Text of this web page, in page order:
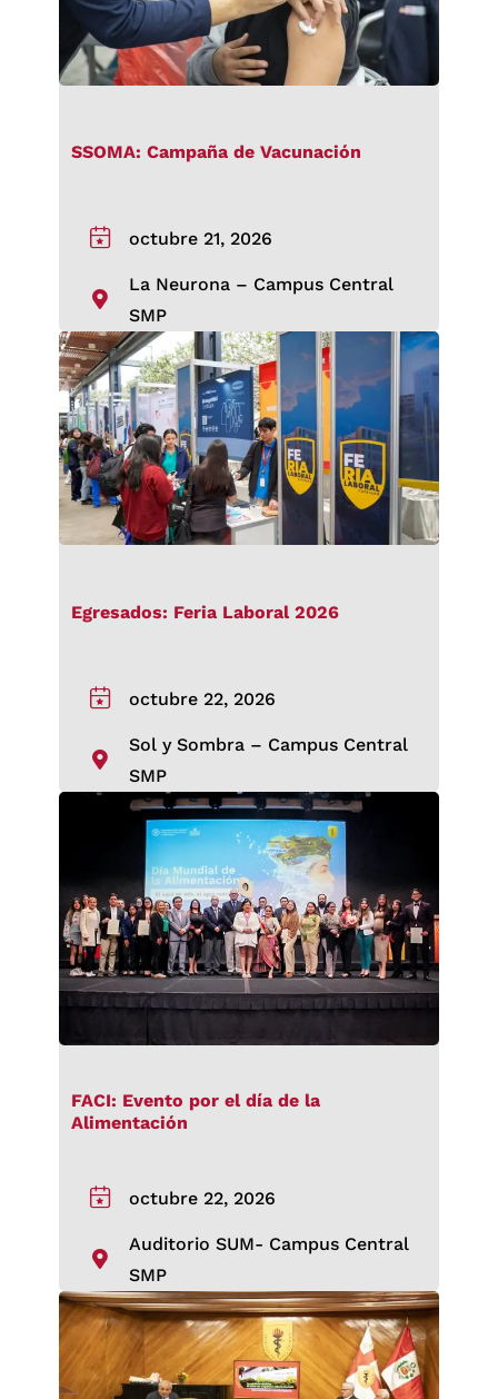
SSOMA: Campaña de Vacunación
octubre 21, 2026
La Neurona – Campus Central
SMP
Egresados: Feria Laboral 2026
octubre 22, 2026
Sol y Sombra – Campus Central
SMP
FACI: Evento por el día de la
Alimentación
octubre 22, 2026
Auditorio SUM- Campus Central
SMP